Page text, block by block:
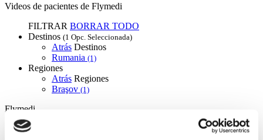
Videos de pacientes de Flymedi
FILTRAR BORRAR TODO
Destinos (1 Opc. Seleccionada)
Atrás Destinos
Rumania (1)
Regiones
Atrás Regiones
Braşov (1)
Flymedi
TÜRSAB – Las transacciones en flymedi.com son